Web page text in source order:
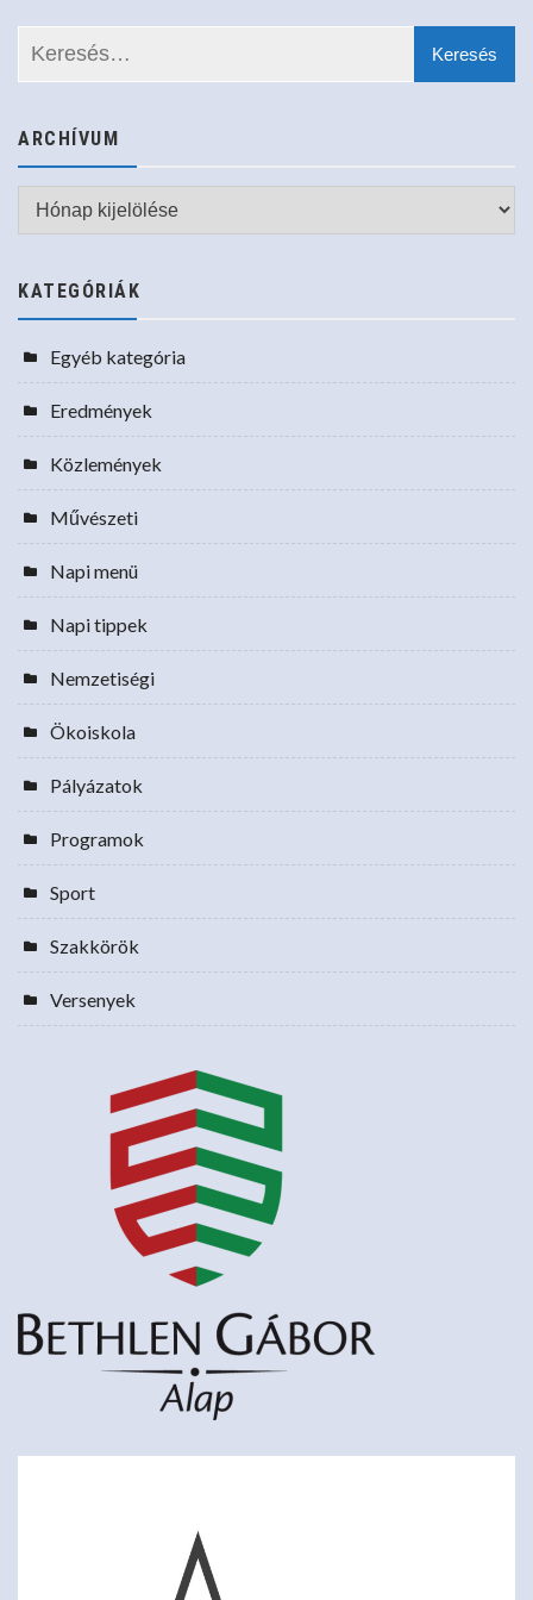
ARCHÍVUM
Archívum
KATEGÓRIÁK
Egyéb kategória
Eredmények
Közlemények
Művészeti
Napi menü
Napi tippek
Nemzetiségi
Ökoiskola
Pályázatok
Programok
Sport
Szakkörök
Versenyek